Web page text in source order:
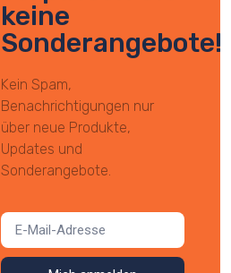
keine
Sonderangebote!
Kein Spam,
Benachrichtigungen nur
über neue Produkte,
Updates und
Sonderangebote.